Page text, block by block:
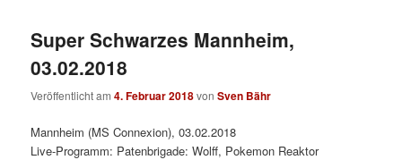
Super Schwarzes Mannheim,
03.02.2018
Veröffentlicht am4. Februar 2018vonSven Bähr
Mannheim (MS Connexion), 03.02.2018
Live-Programm: Patenbrigade: Wolff, Pokemon Reaktor